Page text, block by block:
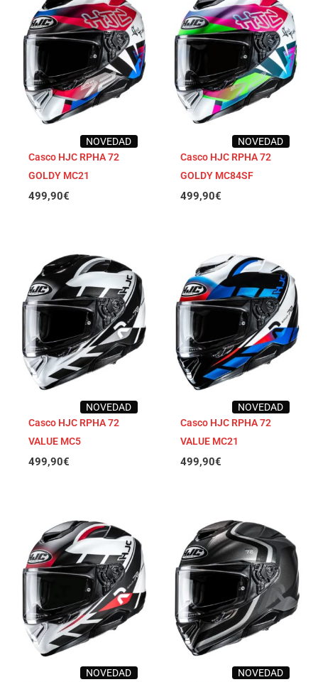
NOVEDAD
Casco HJC RPHA 72
GOLDY MC21
499,90€
NOVEDAD
Casco HJC RPHA 72
GOLDY MC84SF
499,90€
NOVEDAD
Casco HJC RPHA 72
VALUE MC5
499,90€
NOVEDAD
Casco HJC RPHA 72
VALUE MC21
499,90€
NOVEDAD
NOVEDAD